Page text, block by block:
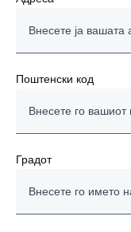
ДРУГИОТ
Поштенски код
Градот